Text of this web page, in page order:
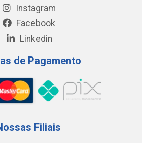
Instagram
Facebook
Linkedin
de Pagamento
Filiais